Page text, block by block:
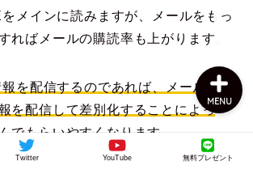
メインに読みますが、メールをもっ
ればメールの購読率も上がります。
を配信するのであれば、メールでは
を配信して差別化することによっ
でもらいやすくなります。
Twitter YouTube 無料プレゼント
MENU
お問い合わせ